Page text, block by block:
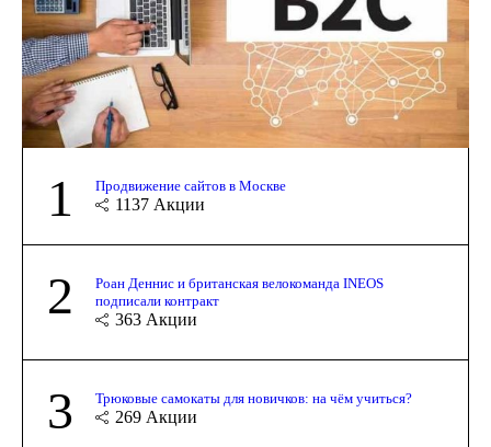
1 Продвижение сайтов в Москве
1137 Акции
2
Роан Деннис и британская велокоманда INEOS
подписали контракт
363 Акции
3 Трюковые самокаты для новичков: на чём учиться?
269 Акции